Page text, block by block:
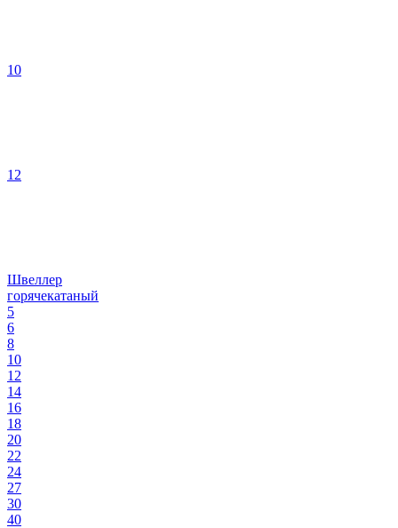
10
12
Швеллер
горячекатаный
5
6
8
10
12
14
16
18
20
22
24
27
30
40